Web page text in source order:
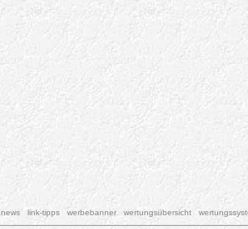
news link-tipps werbebanner wertungsübersicht